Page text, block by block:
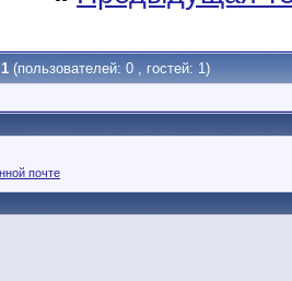
(пользователей: 0 , гостей: 1)
почте